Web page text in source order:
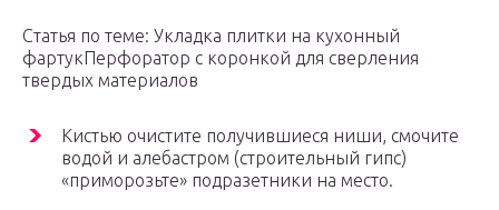
Статья по теме: Укладка плитки на кухонный
фартукПерфоратор с коронкой для сверления
твердых материалов
Кистью очистите получившиеся ниши, смочите
водой и алебастром (строительный гипс)
«приморозьте» подразетники на место.